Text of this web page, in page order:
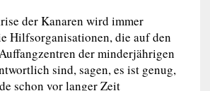
der Kanaren wird immer
Hilfsorganisationen, die auf den
der minderjährigen
sind, sagen, es ist genug,
schon vor langer Zeit